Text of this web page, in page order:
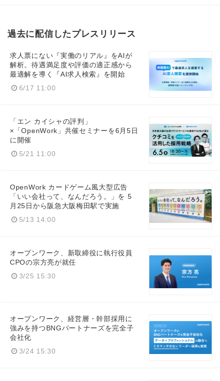
過去に配信したプレスリリース
求人票にない『実働のリアル』をAIが
解析。待遇満足度や評価の適正感から
最適解を導く『AI求人検索』を開始
6/17 11:00
「エン カイシャの評判」
×「OpenWork」共催セミナーを6月5日
に開催
5/21 11:00
OpenWork カードゲーム風大型広告
「いい会社って、なんだろう。」を 5
月25日から阪急大阪梅田駅で実施
5/13 14:00
オープンワーク、新取締役に執行役員
CPOの宗方亮が就任
3/25 15:30
オープンワーク、経営層・幹部採用に
強みを持つBNGパートナーズを完全子
会社化
3/24 15:30